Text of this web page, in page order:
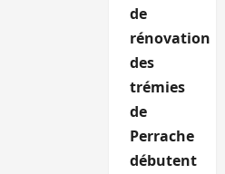
de
rénovation
des
trémies
de
Perrache
débutent